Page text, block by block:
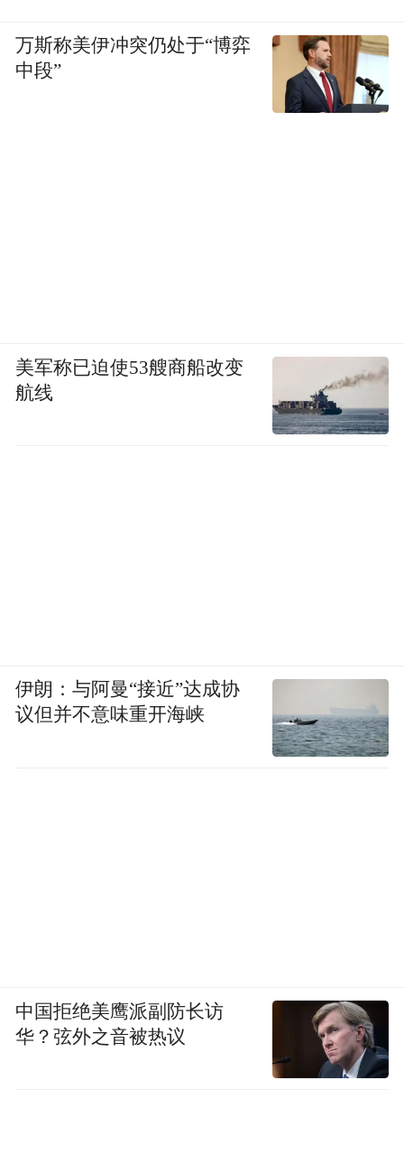
万斯称美伊冲突仍处于“博弈
中段”
美军称已迫使53艘商船改变
航线
伊朗：与阿曼“接近”达成协
议但并不意味重开海峡
中国拒绝美鹰派副防长访
华？弦外之音被热议